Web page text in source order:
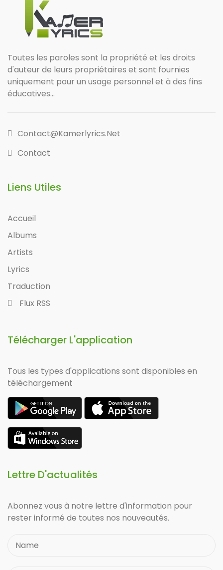
Toutes les paroles sont la propriété et les droits
d'auteur de leurs propriétaires et sont fournies
uniquement pour un usage personnel et à des fins
éducatives...
Contact@kamerlyrics.net
Contact
Liens Utiles
Accueil
Albums
Artists
Lyrics
Traduction
Flux RSS
Télécharger L'application
Tous les types d'applications sont disponibles en
téléchargement
Lettre D'actualités
Abonnez vous à notre lettre d'information pour
rester informé de toutes nos nouveautés.